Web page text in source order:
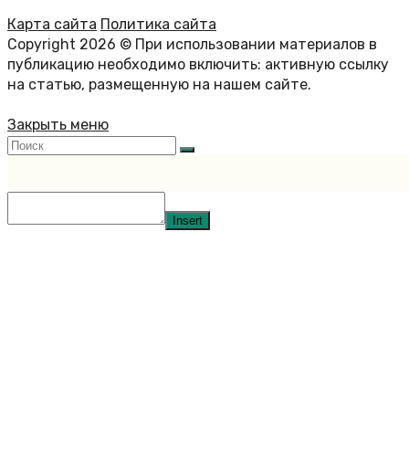
Карта сайта Политика сайта
Copyright 2026 © При использовании материалов в
публикацию необходимо включить: активную ссылку
на статью, размещенную на нашем сайте.
Закрыть меню
Insert